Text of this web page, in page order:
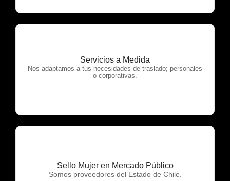
Servicios a Medida
Nos adaptamos a tus necesidades de traslado; personales
o corporativas.
OTP Servicios
Sello Mujer en Mercado Público
Somos proveedores del Estado de Chile.
OTP Servicios